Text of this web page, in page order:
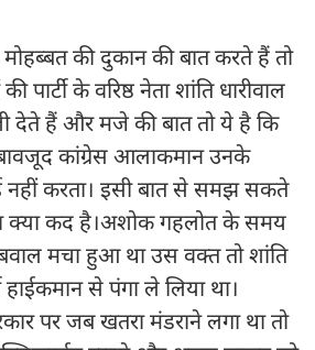
की दुकान की बात करते हैं तो
पार्टी के वरिष्ठ नेता शांति धारीवाल
देते हैं और मजे की बात तो ये है कि
कांग्रेस आलाकमान उनके
नहीं करता। इसी बात से समझ सकते
क्या कद है।अशोक गहलोत के समय
मचा हुआ था उस वक्त तो शांति
हाईकमान से पंगा ले लिया था।
पर जब खतरा मंडराने लगा था तो